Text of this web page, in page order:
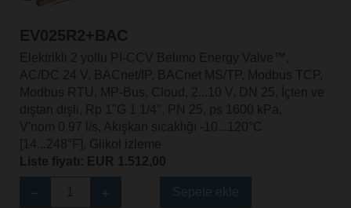
EV025R2+BAC
Elektrikli 2 yollu PI-CCV Belimo Energy Valve™,
AC/DC 24 V, BACnet/IP, BACnet MS/TP, Modbus TCP,
Modbus RTU, MP-Bus, Cloud, 2...10 V, DN 25, İçten ve
dıştan dişli, Rp 1"G 1 1/4", PN 25, ps 1600 kPa,
V'nom 0.97 l/s, Akışkan sıcaklığı -10...120°C
[14...248°F], Glikol izleme
Liste fiyatı: EUR 1.512,00